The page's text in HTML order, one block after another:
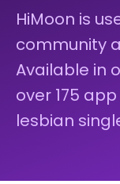
HiMoon is
community
Available in
over 175
lesbian